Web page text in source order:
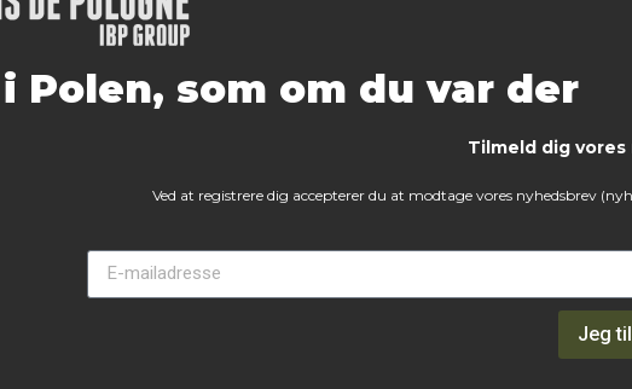
som om du var der
Tilmeld dig
Ved at registrere dig accepterer du at modtage vores nyhedsbrev
Jeg